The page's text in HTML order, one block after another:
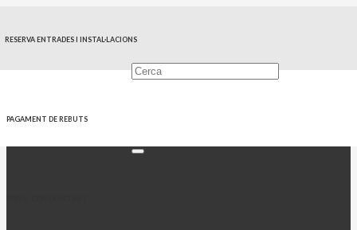
RESERVA ENTRADES I INSTAL·LACIONS
PAGAMENT DE REBUTS